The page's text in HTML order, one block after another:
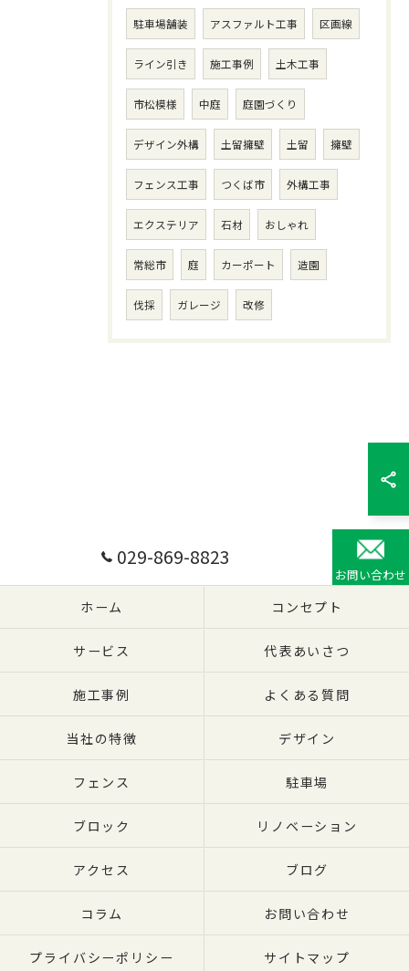
駐車場舗装 アスファルト工事 区画線
ライン引き 施工事例 土木工事
市松模様 中庭 庭園づくり
デザイン外構 土留擁壁 土留 擁壁
フェンス工事 つくば市 外構工事
エクステリア 石材 おしゃれ
常総市 庭 カーポート 造園
伐採 ガレージ 改修
029-869-8823
お問い合わせ
ホーム コンセプト
サービス 代表あいさつ
施工事例 よくある質問
当社の特徴 デザイン
フェンス 駐車場
ブロック リノベーション
アクセス ブログ
コラム お問い合わせ
プライバシーポリシー サイトマップ